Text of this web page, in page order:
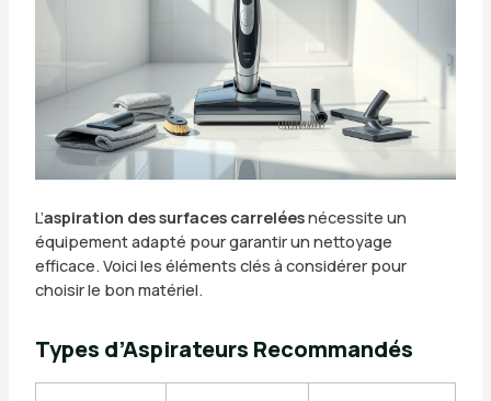
L’aspiration des surfaces carreléesnécessite un
équipement adapté pour garantir un nettoyage
efficace. Voici les éléments clés à considérer pour
choisir le bon matériel.
Types d’Aspirateurs Recommandés